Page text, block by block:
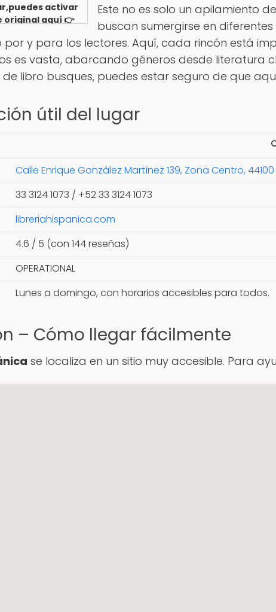
activar
original aquí 👉
Este no es solo un apilamiento
buscan sumergirse en
y para los lectores. Aquí, cada rincón está
es vasta, abarcando géneros desde literatura
libro busques, puedes estar seguro de que
útil del lugar
Calle Enrique González Martínez 139, Zona Centro,
33 3124 1073 / +52 33 3124 1073
libreriahispanica.com
4.6 / 5 (con 144 reseñas)
OPERATIONAL
Lunes a domingo, con horarios accesibles para todos.
– Cómo llegar fácilmente
se localiza en un sitio muy accesible. Para